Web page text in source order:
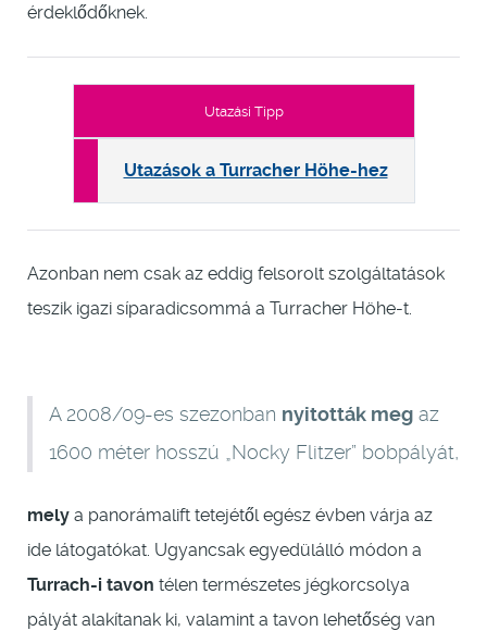
érdeklődőknek.
Utazási Tipp
Utazások a Turracher Höhe-hez
Azonban nem csak az eddig felsorolt szolgáltatások
teszik igazi síparadicsommá a Turracher Höhe-t.
A 2008/09-es szezonban nyitották meg az
1600 méter hosszú „Nocky Flitzer” bobpályát,
mely a panorámalift tetejétől egész évben várja az
ide látogatókat. Ugyancsak egyedülálló módon a
Turrach-i tavon télen természetes jégkorcsolya
pályát alakítanak ki, valamint a tavon lehetőség van